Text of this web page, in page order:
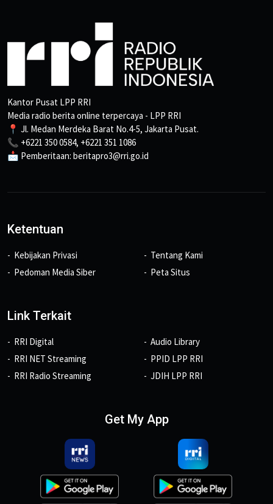
Kantor Pusat LPP RRI
Media radio berita online terpercaya - LPP RRI
📍 Jl. Medan Merdeka Barat No.4-5, Jakarta Pusat.
📞 +6221 350 0584, +6221 351 1086
📩 Pemberitaan: beritapro3@rri.go.id
Ketentuan
Kebijakan Privasi
Pedoman Media Siber
Tentang Kami
Peta Situs
Link Terkait
RRI Digital
RRI NET Streaming
RRI Radio Streaming
Audio Library
PPID LPP RRI
JDIH LPP RRI
Get My App